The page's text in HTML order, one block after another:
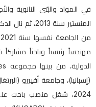
في المواد والبُنى النانوية
المنستير سنة
مهندساً رئيسياً وباحثاً
2024، شغل منصب باحث